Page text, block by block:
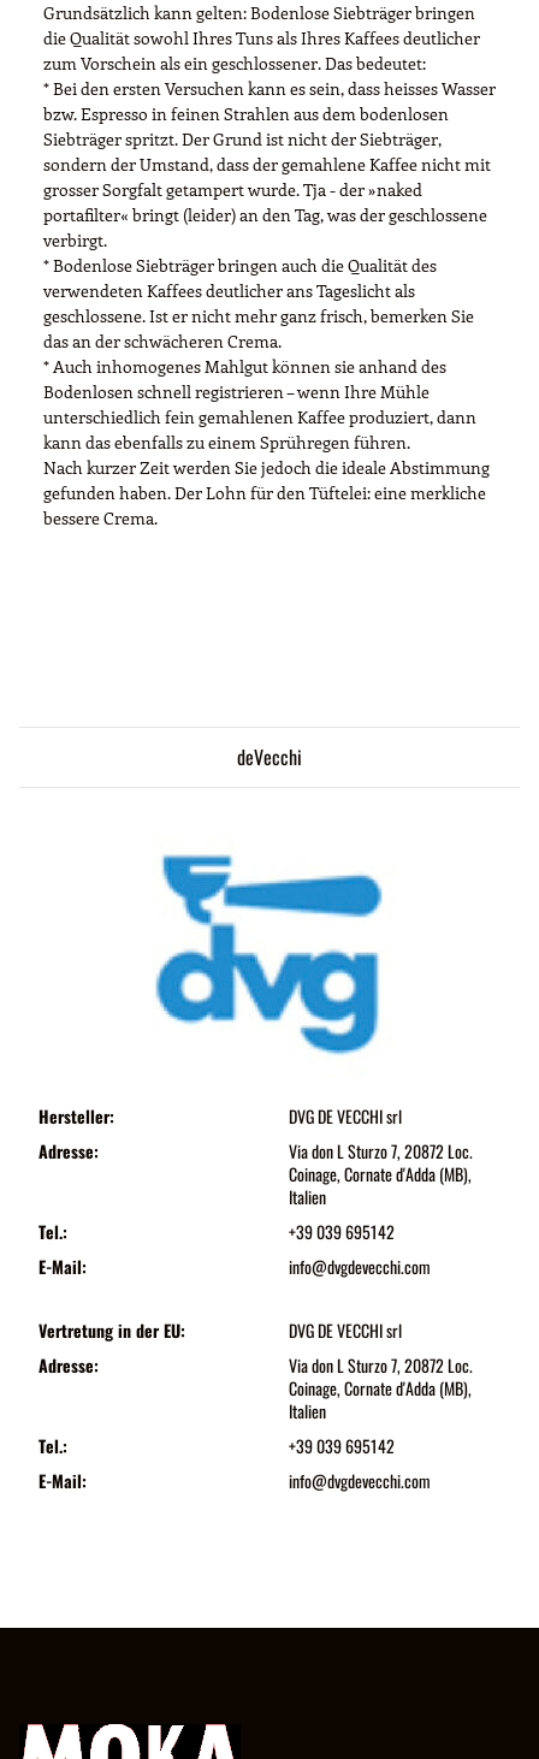
Grundsätzlich kann gelten: Bodenlose Siebträger bringen
die Qualität sowohl Ihres Tuns als Ihres Kaffees deutlicher
zum Vorschein als ein geschlossener. Das bedeutet:
* Bei den ersten Versuchen kann es sein, dass heisses Wasser
bzw. Espresso in feinen Strahlen aus dem bodenlosen
Siebträger spritzt. Der Grund ist nicht der Siebträger,
sondern der Umstand, dass der gemahlene Kaffee nicht mit
grosser Sorgfalt getampert wurde. Tja - der »naked
portafilter« bringt (leider) an den Tag, was der geschlossene
verbirgt.
* Bodenlose Siebträger bringen auch die Qualität des
verwendeten Kaffees deutlicher ans Tageslicht als
geschlossene. Ist er nicht mehr ganz frisch, bemerken Sie
das an der schwächeren Crema.
* Auch inhomogenes Mahlgut können sie anhand des
Bodenlosen schnell registrieren – wenn Ihre Mühle
unterschiedlich fein gemahlenen Kaffee produziert, dann
kann das ebenfalls zu einem Sprühregen führen.
Nach kurzer Zeit werden Sie jedoch die ideale Abstimmung
gefunden haben. Der Lohn für den Tüftelei: eine merkliche
bessere Crema.
deVecchi
Hersteller:
DVG DE VECCHI srl
Adresse:
Via don L Sturzo 7, 20872 Loc.
Coinage, Cornate d'Adda (MB),
Italien
Tel.:
+39 039 695142
E-Mail:
info@dvgdevecchi.com
Vertretung in der EU:
DVG DE VECCHI srl
Adresse:
Via don L Sturzo 7, 20872 Loc.
Coinage, Cornate d'Adda (MB),
Italien
Tel.:
+39 039 695142
E-Mail:
info@dvgdevecchi.com